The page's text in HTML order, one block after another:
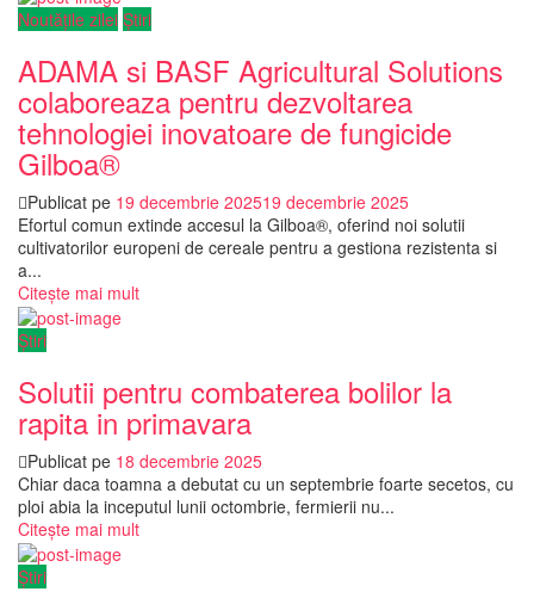
Noutățile zilei Știri
ADAMA si BASF Agricultural Solutions
colaboreaza pentru dezvoltarea
tehnologiei inovatoare de fungicide
Gilboa®
Publicat pe 19 decembrie 202519 decembrie 2025
Efortul comun extinde accesul la Gilboa®, oferind noi solutii
cultivatorilor europeni de cereale pentru a gestiona rezistenta si
a...
Citește mai mult
Știri
Solutii pentru combaterea bolilor la
rapita in primavara
Publicat pe 18 decembrie 2025
Chiar daca toamna a debutat cu un septembrie foarte secetos, cu
ploi abia la inceputul lunii octombrie, fermierii nu...
Citește mai mult
Știri